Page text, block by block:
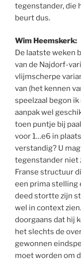
tegenstander, die
beurt dus.
Wim Heemskerk:
De laatste weken
van de Najdorf-
vlijmscherpe
van (het kennen
speelzaal begon
aanpak wel
toen puntje bij
voor 1…e6 in
verstandig? U
tegenstander niet
Franse structuur
een prima stelling
deed stortte zijn
wel in context
doorgaans dat hij
het slechts de
gewonnen
moet worden om